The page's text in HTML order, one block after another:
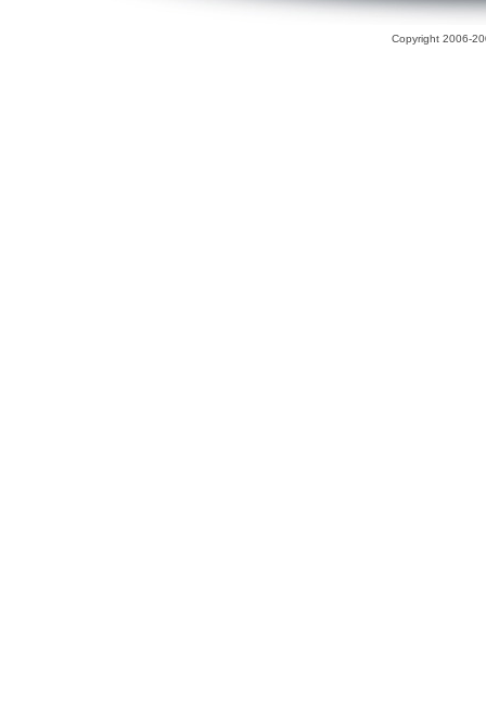
Copyright 2006-